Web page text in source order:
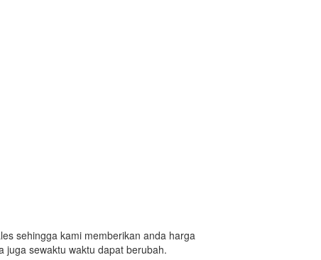
sehingga kami memberikan anda harga
juga sewaktu waktu dapat berubah.